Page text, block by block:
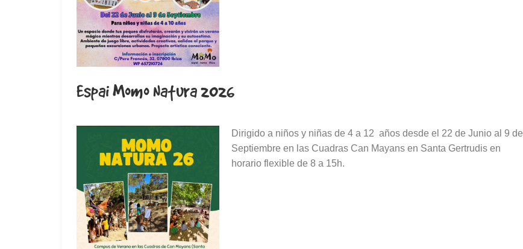
Espai Momo Natura 2026
Dirigido a niños y niñas de 4 a 12 años desde el 22 de Junio al 9 de
Septiembre en las Cuadras Can Mayans en Santa Gertrudis en
horario flexible de 8 a 15h.